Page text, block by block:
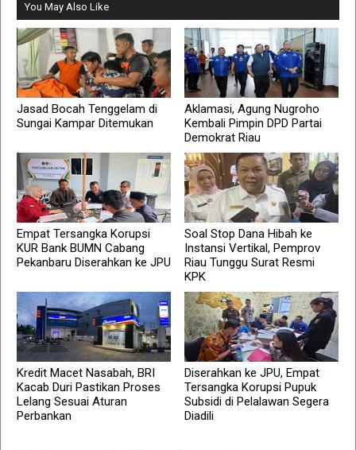
You May Also Like
Jasad Bocah Tenggelam di
Sungai Kampar Ditemukan
Aklamasi, Agung Nugroho
Kembali Pimpin DPD Partai
Demokrat Riau
Empat Tersangka Korupsi
KUR Bank BUMN Cabang
Pekanbaru Diserahkan ke JPU
Soal Stop Dana Hibah ke
Instansi Vertikal, Pemprov
Riau Tunggu Surat Resmi
KPK
Kredit Macet Nasabah, BRI
Kacab Duri Pastikan Proses
Lelang Sesuai Aturan
Perbankan
Diserahkan ke JPU, Empat
Tersangka Korupsi Pupuk
Subsidi di Pelalawan Segera
Diadili